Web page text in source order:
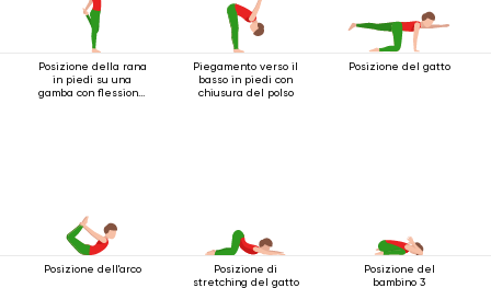
Posizione della rana
in piedi su una
gamba con flessione
Piegamento verso il
basso in piedi con
chiusura del polso
Posizione del gatto
Posizione dell'arco
Posizione di
stretching del gatto
Posizione del
bambino 3